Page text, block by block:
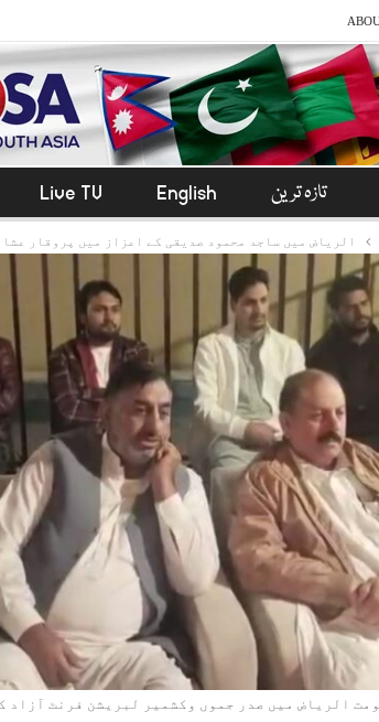
تازہ ترین English
Live TV
الریاض میں ساجد محمود صدیقی کے اعزاز میں پروقار
الریاض میں صدر جموں وکشمیر لبریشن فرنٹ آزاد